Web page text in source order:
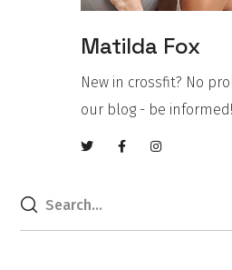
Matilda Fox
New in crossfit? No
our blog - be informed!